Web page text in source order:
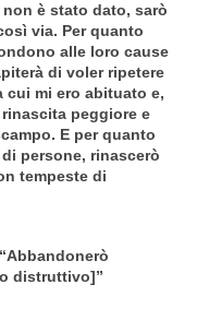
è stato dato, sarò
via. Per quanto
alle loro cause
di voler ripetere
mi ero abituato e,
peggiore e
E per quanto
persone, rinascerò
tempeste di
distruttivo]”